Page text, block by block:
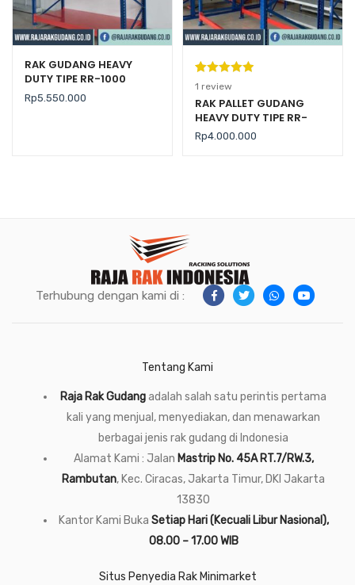
RAK GUDANG HEAVY
DUTY TIPE RR-1000
Rp5.550.000
Peringkat
5.00dari 5
berdasarka
n
1
penilaian
1 review
RAK PALLET GUDANG
HEAVY DUTY TIPE RR-
2000 KAPASITAS 2 TON /
LEVEL
Rp4.000.000
Terhubung dengan kami di :
Tentang Kami
Raja Rak Gudangadalah salah satu perintis pertama
kali yang menjual, menyediakan, dan menawarkan
berbagai jenis rak gudang di Indonesia
Alamat Kami : Jalan Mastrip No. 45A RT.7/RW.3,
Rambutan, Kec. Ciracas, Jakarta Timur, DKI Jakarta
13830
Kantor Kami Buka Setiap Hari (Kecuali Libur Nasional),
08.00 – 17.00 WIB
Situs Penyedia Rak Minimarket